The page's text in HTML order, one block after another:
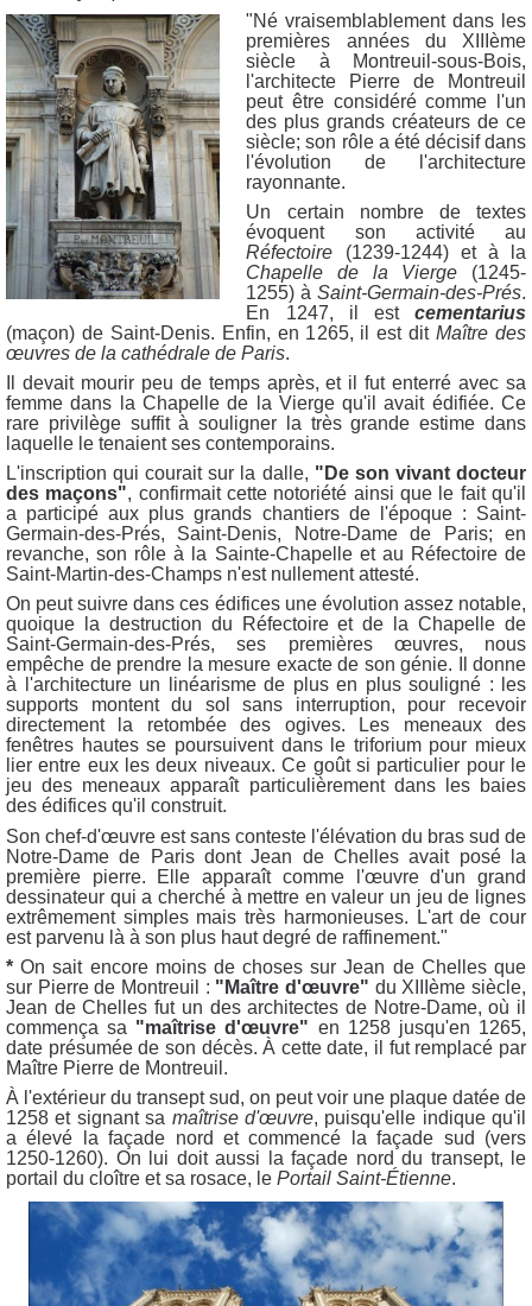
"Né vraisemblablement dans les
premières années du XIIIème
siècle à Montreuil-sous-Bois,
l'architecte Pierre de Montreuil
peut être considéré comme l'un
des plus grands créateurs de ce
siècle; son rôle a été décisif dans
l'évolution de l'architecture
rayonnante.
Un certain nombre de textes
évoquent son activité au
Réfectoire (1239-1244) et à la
Chapelle de la Vierge (1245-
1255) à Saint-Germain-des-Prés.
En 1247, il estcementarius
(maçon) de Saint-Denis. Enfin, en 1265, il est ditMaître des
œuvres de la cathédrale de Paris.
Il devait mourir peu de temps après, et il fut enterré avec sa
femme dans la Chapelle de la Vierge qu'il avait édifiée. Ce
rare privilège suffit à souligner la très grande estime dans
laquelle le tenaient ses contemporains.
L'inscription qui courait sur la dalle, " De son vivant docteur
des maçons", confirmait cette notoriété ainsi que le fait qu'il
a participé aux plus grands chantiers de l'époque : Saint-
Germain-des-Prés, Saint-Denis, Notre-Dame de Paris; en
revanche, son rôle à la Sainte-Chapelle et au Réfectoire de
Saint-Martin-des-Champs n'est nullement attesté.
On peut suivre dans ces édifices une évolution assez notable,
quoique la destruction du Réfectoire et de la Chapelle de
Saint-Germain-des-Prés, ses premières œuvres, nous
empêche de prendre la mesure exacte de son génie. Il donne
à l'architecture un linéarisme de plus en plus souligné : les
supports montent du sol sans interruption, pour recevoir
directement la retombée des ogives. Les meneaux des
fenêtres hautes se poursuivent dans le triforium pour mieux
lier entre eux les deux niveaux. Ce goût si particulier pour le
jeu des meneaux apparaît particulièrement dans les baies
des édifices qu'il construit.
Son chef-d'œuvre est sans conteste l'élévation du bras sud de
Notre-Dame de Paris dont Jean de Chelles avait posé la
première pierre. Elle apparaît comme l'œuvre d'un grand
dessinateur qui a cherché à mettre en valeur un jeu de lignes
extrêmement simples mais très harmonieuses. L'art de cour
est parvenu là à son plus haut degré de raffinement."
* On sait encore moins de choses sur Jean de Chelles que
sur Pierre de Montreuil : "Maître d'œuvre" du XIIIème siècle,
Jean de Chelles fut un des architectes de Notre-Dame, où il
commença sa "maîtrise d'œuvre" en 1258 jusqu'en 1265,
date présumée de son décès. À cette date, il fut remplacé par
Maître Pierre de Montreuil.
À l'extérieur du transept sud, on peut voir une plaque datée de
1258 et signant sa maîtrise d'œuvre, puisqu'elle indique qu'il
a élevé la façade nord et commencé la façade sud (vers
1250-1260). On lui doit aussi la façade nord du transept, le
portail du cloître et sa rosace, le Portail Saint-Étienne.